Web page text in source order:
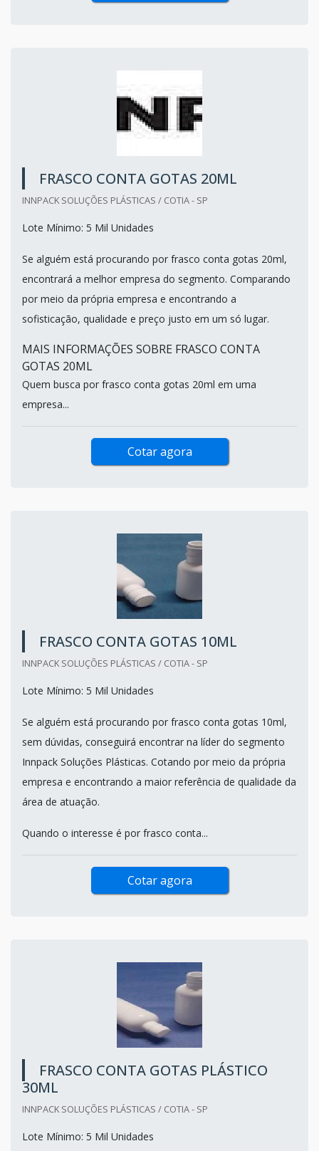
FRASCO CONTA GOTAS 20ML
INNPACK SOLUÇÕES PLÁSTICAS / COTIA - SP
Lote Mínimo: 5 Mil Unidades
Se alguém está procurando por frasco conta gotas 20ml,
encontrará a melhor empresa do segmento. Comparando
por meio da própria empresa e encontrando a
sofisticação, qualidade e preço justo em um só lugar.
MAIS INFORMAÇÕES SOBRE FRASCO CONTA
GOTAS 20ML
Quem busca por frasco conta gotas 20ml em uma
empresa...
Cotar agora
FRASCO CONTA GOTAS 10ML
INNPACK SOLUÇÕES PLÁSTICAS / COTIA - SP
Lote Mínimo: 5 Mil Unidades
Se alguém está procurando por frasco conta gotas 10ml,
sem dúvidas, conseguirá encontrar na líder do segmento
Innpack Soluções Plásticas. Cotando por meio da própria
empresa e encontrando a maior referência de qualidade da
área de atuação.
Quando o interesse é por frasco conta...
Cotar agora
FRASCO CONTA GOTAS PLÁSTICO
30ML
INNPACK SOLUÇÕES PLÁSTICAS / COTIA - SP
Lote Mínimo: 5 Mil Unidades